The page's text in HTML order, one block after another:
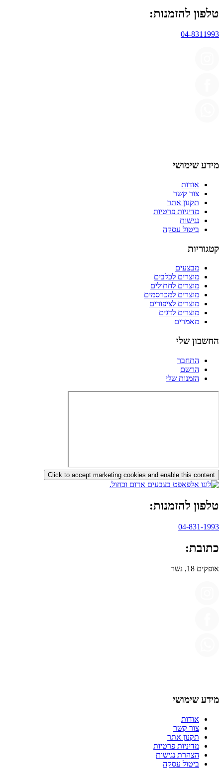
טלפון להזמנות:
04-8311993
מידע שימושי
אודות
צור קשר
תקנון אתר
מדיניות פרטיות
נגישות
ביטול עסקה
קטגוריות
מבצעים
מוצרים לכלבים
מוצרים לחתולים
מוצרים למכרסמים
מוצרים לציפורים
מוצרים לדגים
מאמרים
החשבון שלי
התחבר
הרשם
הזמנות שלי
Click to accept marketing cookies and enable this content
טלפון להזמנות:
04-831-1993
כתובת:
אופקים 18, נשר
מידע שימושי
אודות
צור קשר
תקנון אתר
מדיניות פרטיות
הצהרת נגישות
ביטול עסקה